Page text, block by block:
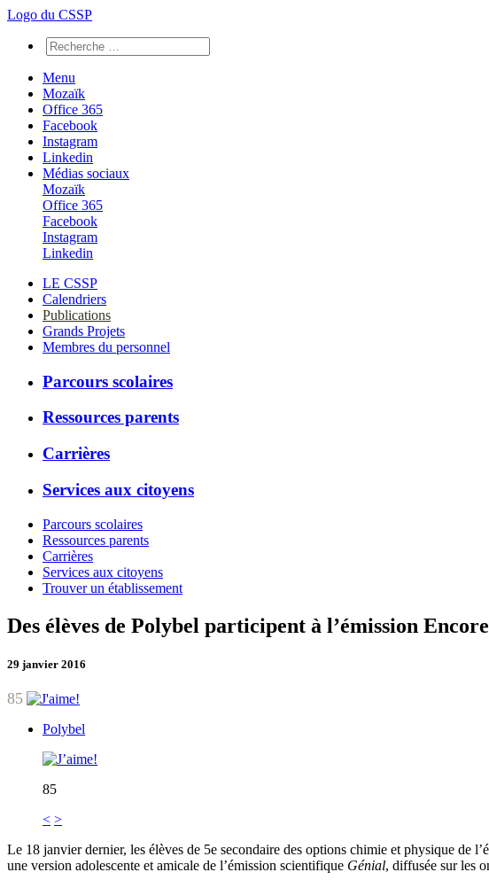
Logo du CSSP
Menu
Mozaïk
Office 365
Facebook
Instagram
Linkedin
Médias sociaux
Mozaïk
Office 365
Facebook
Instagram
Linkedin
LE CSSP
Calendriers
Publications
Grands Projets
Membres du personnel
Parcours scolaires
Ressources parents
Carrières
Services aux citoyens
Parcours scolaires
Ressources parents
Carrières
Services aux citoyens
Trouver un établissement
Des élèves de Polybel participent à l’émission
29 janvier 2016
85
Polybel
85
< >
Le 18 janvier dernier, les élèves de 5e secondaire des options chimie et physique de
une version adolescente et amicale de l’émission scientifique Génial, diffusée sur les